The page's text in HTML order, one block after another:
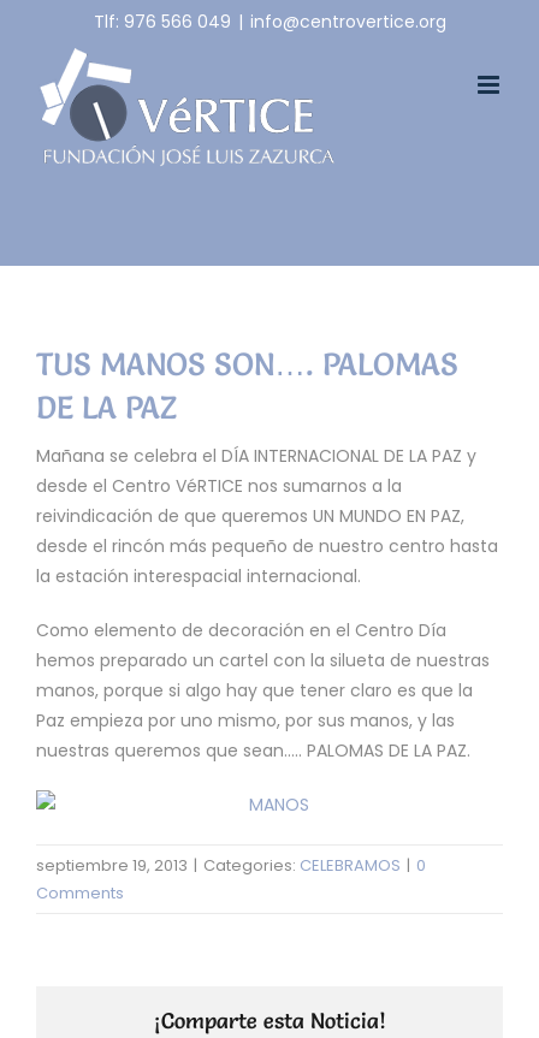
content
Tlf: 976 566 049 | info@centrovertice.org
TUS MANOS SON…. PALOMAS
DE LA PAZ
Mañana se celebra el DÍA INTERNACIONAL DE LA PAZ y
desde el Centro VéRTICE nos sumarnos a la
reivindicación de que queremos UN MUNDO EN PAZ,
desde el rincón más pequeño de nuestro centro hasta
la estación interespacial internacional.
Como elemento de decoración en el Centro Día
hemos preparado un cartel con la silueta de nuestras
manos, porque si algo hay que tener claro es que la
Paz empieza por uno mismo, por sus manos, y las
nuestras queremos que sean….. PALOMAS DE LA PAZ.
septiembre 19, 2013 | Categories: CELEBRAMOS | 0
Comments
¡Comparte esta Noticia!